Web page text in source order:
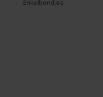
Enkelbandjes